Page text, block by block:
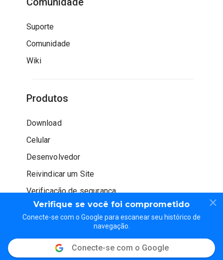
Verifique se você foi comprometido
Conecte-se com o Google para escanear seu histórico de
navegação.
Conecte-se com o Google
Suporte
Comunidade
Wiki
Produtos
Download
Celular
Desenvolvedor
Reivindicar um Site
Verificação de segurança
© WOT Services LP. Todos os direitos reservados